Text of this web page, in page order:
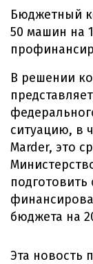
Бюджетный
50 машин на
В решении
ситуацию, в
Marder, это
бюджета на
Эта новость